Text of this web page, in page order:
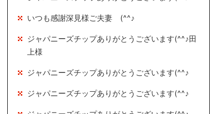
いつも感謝深見様ご夫妻 (^^♪
ジャパニーズチップありがとうございます(^^♪田
上様
ジャパニーズチップありがとうございます(^^♪
ジャパニーズチップありがとうございます(^^♪